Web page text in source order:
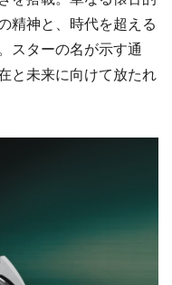
精神と、時代を超える
スターの名が示す通
と未来に向けて放たれ